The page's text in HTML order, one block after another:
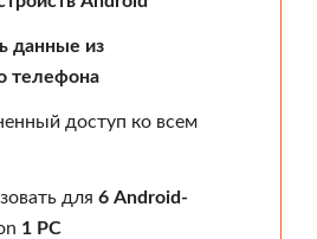
данные из
телефона
доступ ко всем
для 6 Android-
1 PC